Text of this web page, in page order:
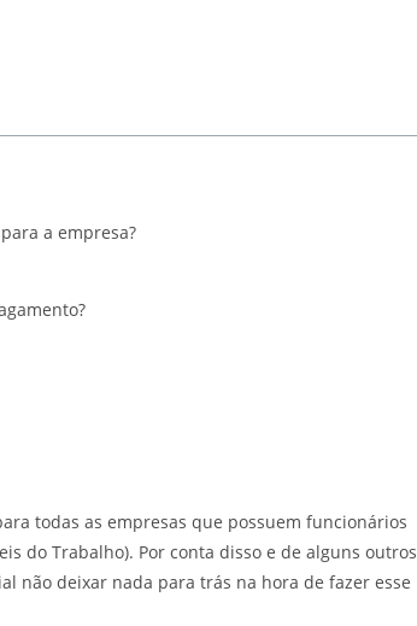
a empresa?
todas as empresas que possuem funcionários
do Trabalho). Por conta disso e de alguns outros
não deixar nada para trás na hora de fazer esse